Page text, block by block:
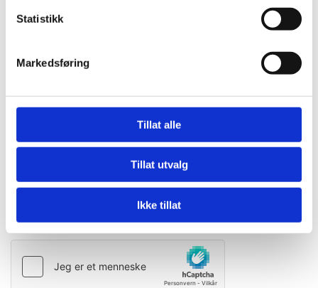
Statistikk
Markedsføring
Tillat alle
Tillat utvalg
Ikke tillat
Navn
Kommentar